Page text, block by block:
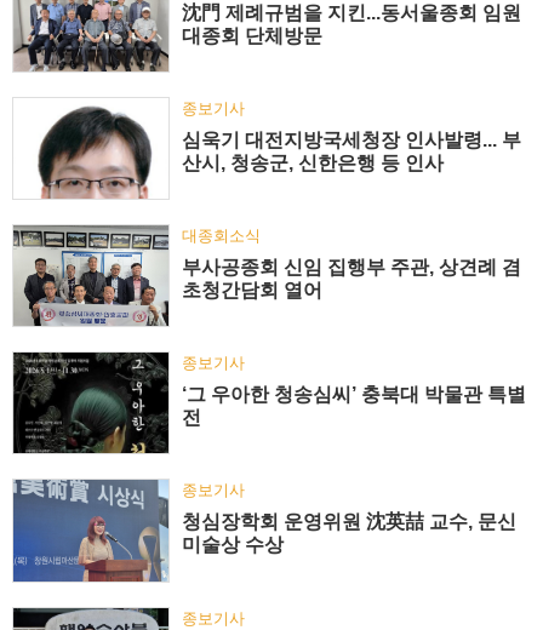
沈門 제례규범을 지킨...동서울종회 임원
대종회 단체방문
종보기사
심욱기 대전지방국세청장 인사발령... 부
산시, 청송군, 신한은행 등 인사
대종회소식
부사공종회 신임 집행부 주관, 상견례 겸
초청간담회 열어
종보기사
‘그 우아한 청송심씨’ 충북대 박물관 특별
전
종보기사
청심장학회 운영위원 沈英喆 교수, 문신
미술상 수상
종보기사